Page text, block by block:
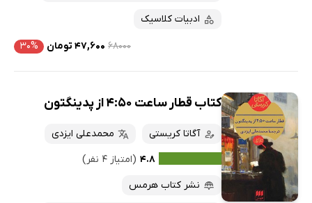
ادبیات کلاسیک
۶۸۰۰۰ ۴۷,۶۰۰ تومان ۳۰%
کتاب قطار ساعت 4:50 از پدینگتون
آگاتا کریستی
محمدعلی ایزدی
۴.۸ (امتیاز ۴ نفر)
نشر کتاب هرمس